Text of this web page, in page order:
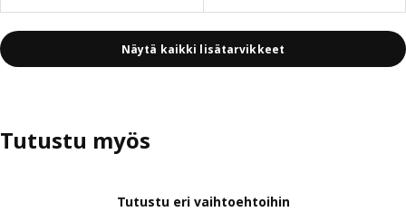
Näytä kaikki lisätarvikkeet
Tutustu myös
Tutustu eri vaihtoehtoihin